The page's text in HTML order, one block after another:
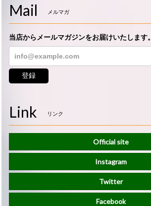
Mail メルマガ
当店からメールマガジンをお届けいたします。
登録
Link リンク
Official site
Instagram
Twitter
Facebook